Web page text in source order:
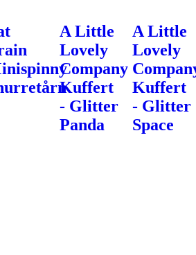
A Little
Lovely
Company
Kuffert
- Glitter
Panda
A Little
Lovely
Kuffert
- Glitter
Space